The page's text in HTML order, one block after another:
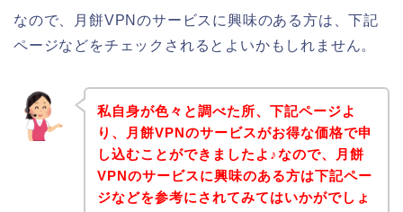
なので、月餅VPNのサービスに興味のある方は、下記
ページなどをチェックされるとよいかもしれません。
私自身が色々と調べた所、下記ページよ
り、月餅VPNのサービスがお得な価格で申
し込むことができましたよ♪なので、月餅
VPNのサービスに興味のある方は下記ペー
ジなどを参考にされてみてはいかがでしょ